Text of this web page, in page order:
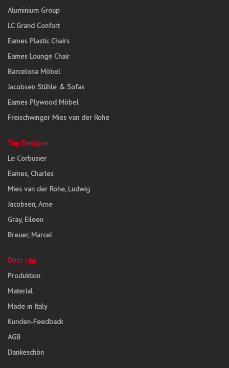
Aluminium Group
LC Grand Confort
Eames Plastic Chairs
Eames Lounge Chair
Barcelona Möbel
Jacobsen Stühle & Sofas
Eames Plywood Möbel
Freischwinger Mies van der Rohe
Top Designer
Le Corbusier
Eames, Charles
Mies van der Rohe, Ludwig
Jacobsen, Arne
Gray, Eileen
Breuer, Marcel
Über Uns
Produktion
Material
Made in Italy
Kunden-Feedback
AGB
Dankeschön